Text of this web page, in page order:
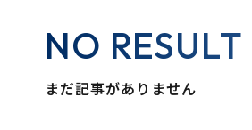
NO RESULT
まだ記事がありません